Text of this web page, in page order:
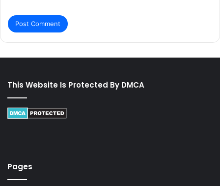
This Website Is Protected By DMCA
Pages